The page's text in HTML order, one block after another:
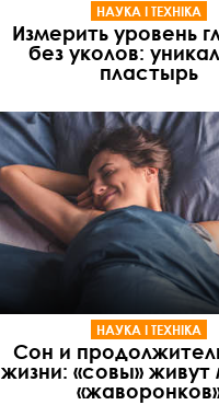
НАУКА І ТЕХНІКА
Измерить уровень
без уколов:
пластырь
НАУКА І ТЕХНІКА
Сон и
жизни: «совы»